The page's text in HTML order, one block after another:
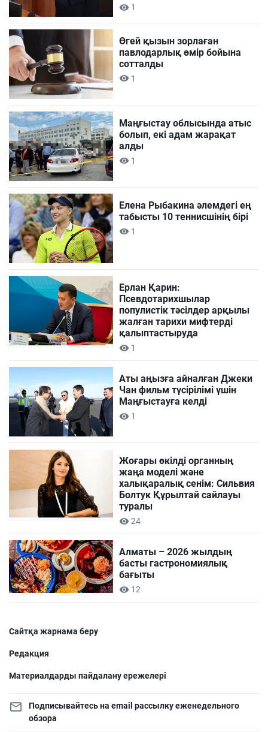
1
Өгей қызын зорлаған
павлодарлық өмір бойына
сотталды
1
Маңғыстау облысында атыс
болып, екі адам жарақат
алды
1
Елена Рыбакина әлемдегі ең
табысты 10 теннисшінің бірі
1
Ерлан Қарин:
Псевдотарихшылар
популистік тәсілдер арқылы
жалған тарихи мифтерді
қалыптастыруда
1
Аты аңызға айналған Джеки
Чан фильм түсірілімі үшін
Маңғыстауға келді
1
Жоғары өкілді органның
жаңа моделі және
халықаралық сенім: Сильвия
Болтук Құрылтай сайлауы
туралы
24
Алматы – 2026 жылдың
басты гастрономиялық
бағыты
12
Сайтқа жарнама беру
Редакция
Материалдарды пайдалану ережелері
Подписывайтесь на email рассылку еженедельного
обзора